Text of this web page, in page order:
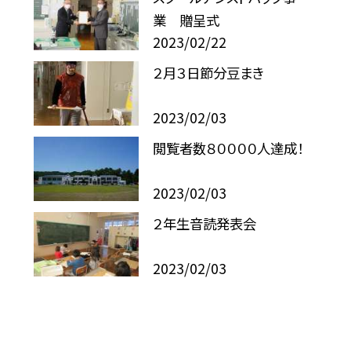
業 贈呈式
2023/02/22
２月３日節分豆まき
2023/02/03
閲覧者数８００００人達成！
2023/02/03
２年生音読発表会
2023/02/03